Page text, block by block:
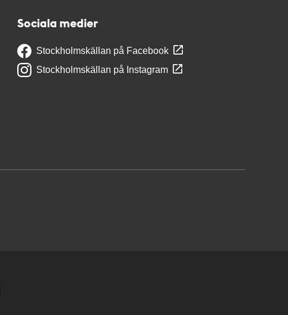
Sociala medier
Stockholmskällan på Facebook
Stockholmskällan på Instagram